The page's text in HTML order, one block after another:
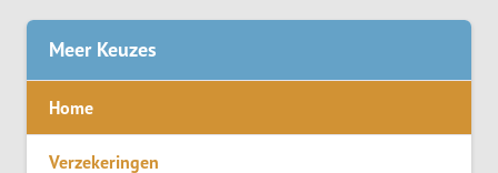
Meer Keuzes
Home
Verzekeringen